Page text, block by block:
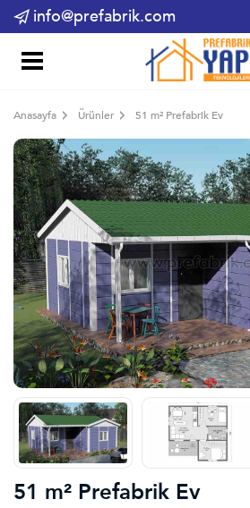
info@prefabrik.com
Anasayfa Ürünler 51 m² Prefabrik Ev
51 m² Prefabrik Ev